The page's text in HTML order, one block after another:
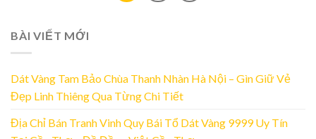
BÀI VIẾT MỚI
Dát Vàng Tam Bảo Chùa Thanh Nhàn Hà Nội – Gìn Giữ Vẻ
Đẹp Linh Thiêng Qua Từng Chi Tiết
Địa Chỉ Bán Tranh Vinh Quy Bái Tổ Dát Vàng 9999 Uy Tín